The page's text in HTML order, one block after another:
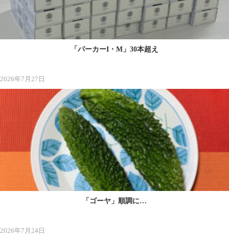
「パーカーI・M」30本超え
「ゴーヤ」順調に…
2026年7月27日
2026年7月24日